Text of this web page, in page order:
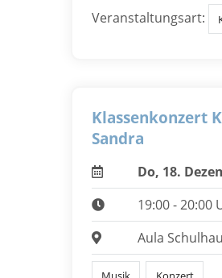
Veranstaltungsart:
Klassenkonzert
Sandra
Do, 18.
19:00 - 20:00
Aula